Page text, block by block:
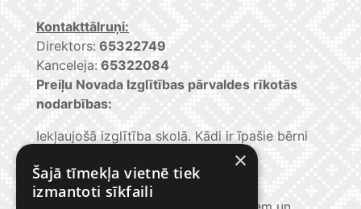
Kontakttālruņi:
Direktors: 65322749
Kanceleja: 65322084
Preiļu Novada Izglītības pārvaldes rīkotās
nodarbības:
Iekļaujošā izglītība skolā. Kādi ir īpašie bērni
Runāt, sadzirdēt, būt sadzirdētam.
×
Šajā tīmekļa vietnē tiek
izmantoti sīkfaili